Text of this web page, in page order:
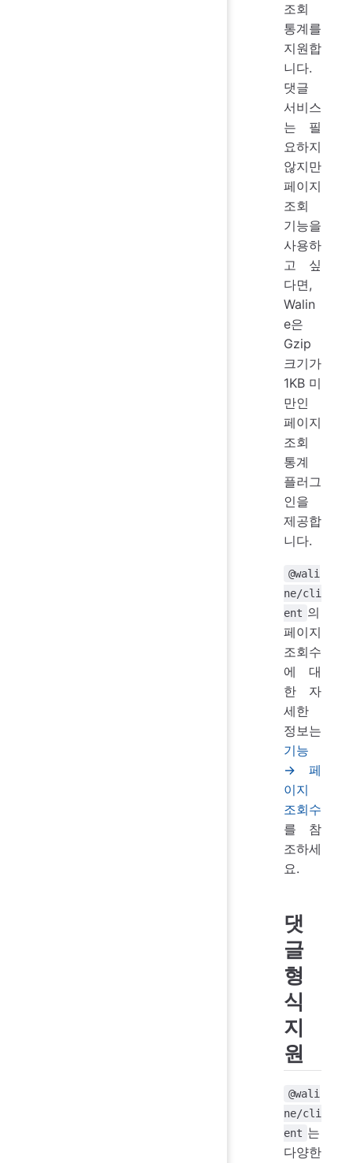
조회
통계를
지원합
니다.
댓글
서비스
는 필
요하지
않지만
페이지
조회
기능을
사용하
고 싶
다면,
Walin
e은
Gzip
크기가
1KB 미
만인
페이지
조회
통계
플러그
인을
제공합
니다.
@wali
ne/cli
ent 의
페이지
조회수
에 대
한 자
세한
정보는
기능
→ 페
이지
조회수
를 참
조하세
요.
댓
글
형
식
지
원
@wali
ne/cli
ent 는
다양한